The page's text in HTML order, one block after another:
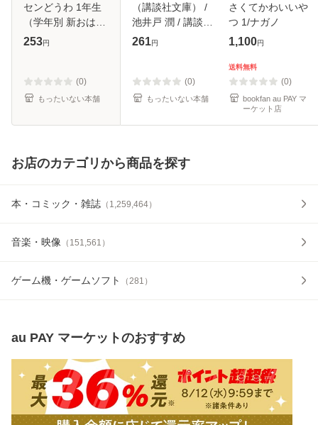
センどうわ 1年生
（学年別 新おはな
し文庫） / 末吉 暁
無料】
253円
(0)
もったいない本舗
（講談社文庫） /
池井戸 潤 / 講談社
[文庫]【メール便送
261円
(0)
もったいない本舗
さくてかわいいや
つ 1/ナガノ
1,100円
送料無料
(0)
bookfan au PAY マ
ーケット店
お店のカテゴリから商品を探す
本・コミック・雑誌 （ 1,259,464）
音楽・映像 （ 151,561 ）
ゲーム機・ゲームソフト （281 ）
au PAY マーケットのおすすめ